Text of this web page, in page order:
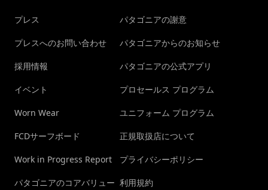
プレス
プレスへのお問い合わせ
採用情報
イベント
Worn Wear
FCDサーフボード
Work in Progress Report
パタゴニアのコアバリュー
パタゴニアの謝意
パタゴニアからのお知らせ
パタゴニアの公式アプリ
プロセールス プログラム
ユニフォーム プログラム
正規取扱店について
プライバシーポリシー
利用規約